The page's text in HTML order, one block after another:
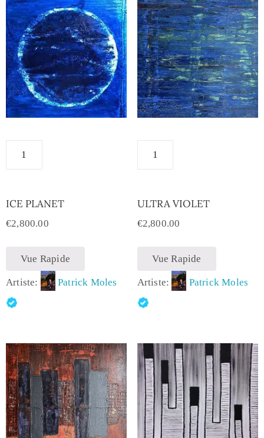
ICE PLANET
€2,800.00
Vue Rapide
Artiste: Patrick Moles
ULTRA VIOLET
€2,800.00
Vue Rapide
Artiste: Patrick Moles